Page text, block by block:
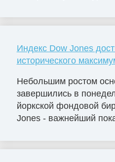
Индекс Dow Jones
исторического
Небольшим ростом
завершились в
йоркской фондовой
Jones - важнейший